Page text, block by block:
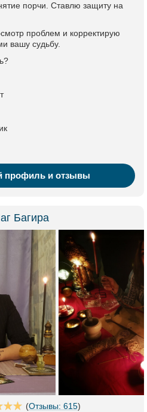
порчи. Ставлю защиту на
проблем и корректирую
вашу судьбу.
профиль и отзывы
Багира
(Отзывы: 615)